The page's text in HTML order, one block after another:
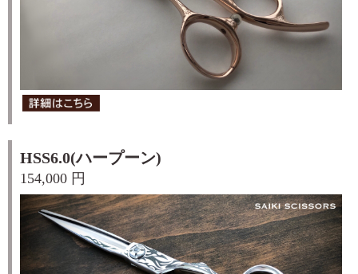
HSS6.0(ハープーン)
154,000 円